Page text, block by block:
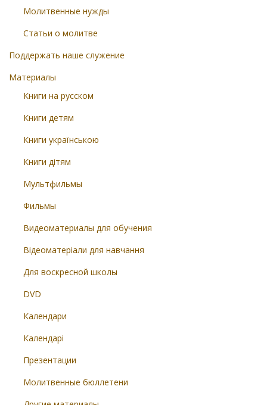
Молитвенные нужды
Статьи о молитве
Поддержать наше служение
Материалы
Книги на русском
Книги детям
Книги українською
Книги дітям
Мультфильмы
Фильмы
Видеоматериалы для обучения
Відеоматеріали для навчання
Для воскресной школы
DVD
Календари
Календарі
Презентации
Молитвенные бюллетени